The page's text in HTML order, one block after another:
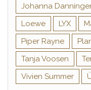
Johanna
Loewe
LYX
Piper Rayne
Tanja Voosen
Vivien Summer